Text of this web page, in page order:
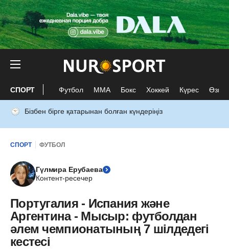
СПОРТ Футбол ММА Бокс Хоккей Күрес Өзге
Бізбен бірге қатарынан болған күндеріңіз
СПОРТ ФУТБОЛ
Гүлмира Ерубаева
Контент-ресечер
Португалия - Испания және
Аргентина - Мысыр: футболдан
әлем чемпионатының 7 шілдедегі
кестесі